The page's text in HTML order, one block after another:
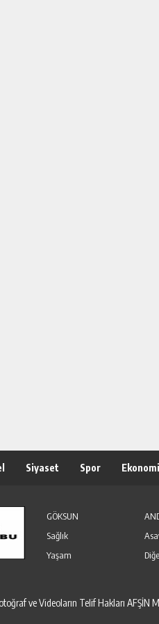
Siyaset Spor Ekonomi
GÖKSUN
Sağlık
Yaşam
ve Videoların Telif Hakları